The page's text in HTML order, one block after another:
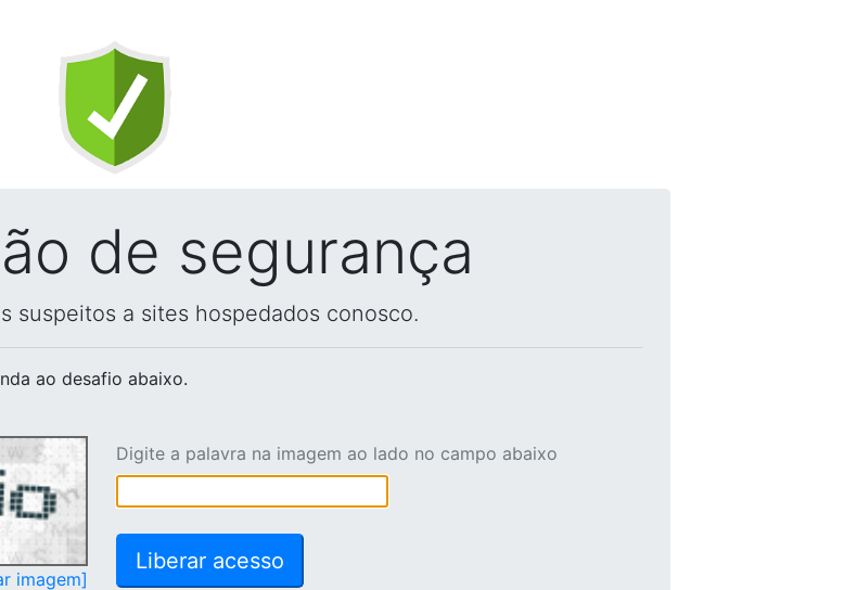
de segurança
suspeitos a sites hospedados conosco.
ao desafio abaixo.
imagem]
Digite a palavra na imagem ao lado no campo abaixo